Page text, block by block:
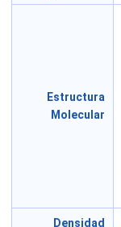
Estructura
Molecular
Densidad